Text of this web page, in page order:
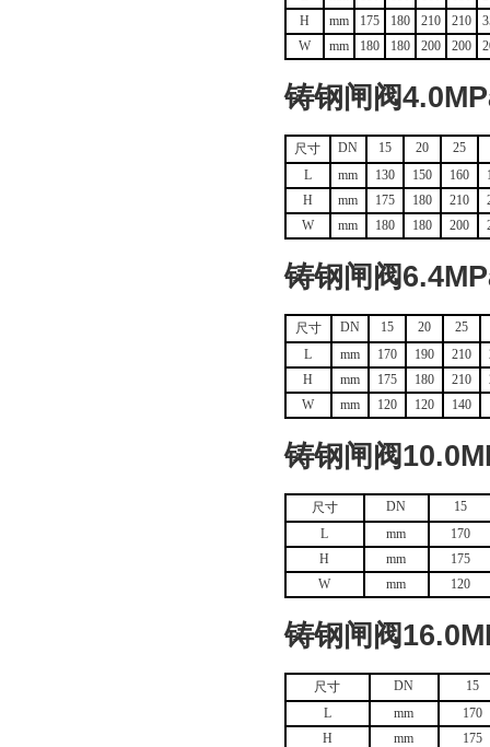
H
mm 175 180 210 210
W
mm 180 180 200 200
铸钢闸阀
尺寸 DN 15 20
25
L
mm 130 150 160
H
mm 175 180 210
W
mm 180 180 200
铸钢闸阀
尺寸 DN 15 20
25
L
mm 170 190 210
H
mm 175 180 210
W
mm 120 120 140
铸钢闸阀
尺寸 DN
15
L
mm
170
H
mm
175
W
mm 120
铸钢闸阀
尺寸 DN
15
L
mm
170
H
mm
175